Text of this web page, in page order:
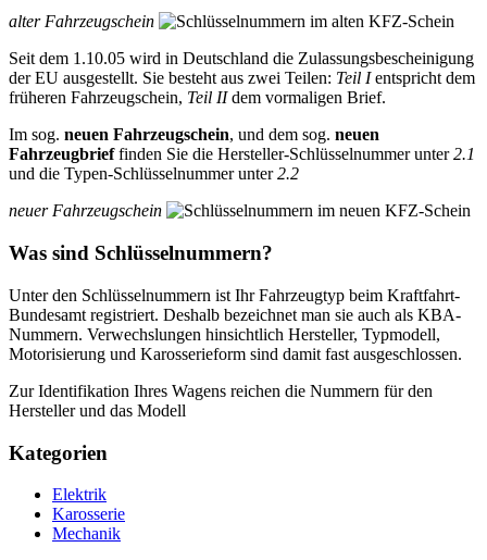
alter Fahrzeugschein
Seit dem 1.10.05 wird in Deutschland die Zulassungsbescheinigung
der EU ausgestellt. Sie besteht aus zwei Teilen: Teil Ientspricht dem
früheren Fahrzeugschein, Teil IIdem vormaligen Brief.
Im sog. neuen Fahrzeugschein, und dem sog. neuen
Fahrzeugbrieffinden Sie die Hersteller-Schlüsselnummer unter2.1
und die Typen-Schlüsselnummer unter2.2
neuer Fahrzeugschein
Was sind Schlüsselnummern?
Unter den Schlüsselnummern ist Ihr Fahrzeugtyp beim Kraftfahrt-
Bundesamt registriert. Deshalb bezeichnet man sie auch als KBA-
Nummern. Verwechslungen hinsichtlich Hersteller, Typmodell,
Motorisierung und Karosserieform sind damit fast ausgeschlossen.
Zur Identifikation Ihres Wagens reichen die Nummern für den
Hersteller und das Modell
Kategorien
Elektrik
Karosserie
Mechanik